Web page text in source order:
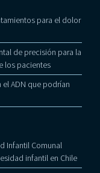
para el dolor
de precisión para la
los pacientes
ADN que podrían
Infantil Comunal
infantil en Chile